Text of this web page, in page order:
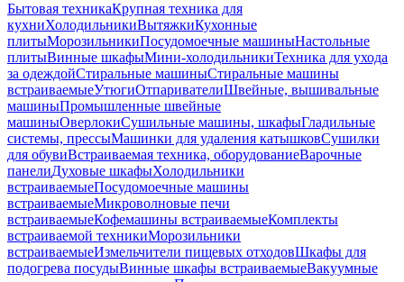
Бытовая техникаКрупная техника для
кухниХолодильникиВытяжкиКухонные
плитыМорозильникиПосудомоечные машиныНастольные
плитыВинные шкафыМини-холодильникиТехника для ухода
за одеждойСтиральные машиныСтиральные машины
встраиваемыеУтюгиОтпаривателиШвейные, вышивальные
машиныПромышленные швейные
машиныОверлокиСушильные машины, шкафыГладильные
системы, прессыМашинки для удаления катышковСушилки
для обувиВстраиваемая техника, оборудованиеВарочные
панелиДуховые шкафыХолодильники
встраиваемыеПосудомоечные машины
встраиваемыеМикроволновые печи
встраиваемыеКофемашины встраиваемыеКомплекты
встраиваемой техникиМорозильники
встраиваемыеИзмельчители пищевых отходовШкафы для
подогрева посудыВинные шкафы встраиваемыеВакуумные